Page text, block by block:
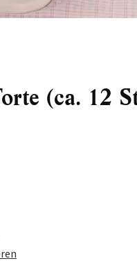
(ca. 12